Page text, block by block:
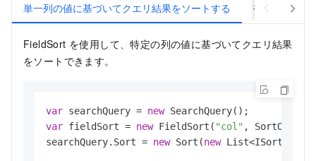
単一列の値に基づいてクエリ結果をソートする 複数列の値
FieldSort を使用して、特定の列の値に基づいてクエリ結果
をソートできます。
var searchQuery = new
var fieldSort = new FieldSort( "col" ,
searchQuery.Sort = new Sort(new